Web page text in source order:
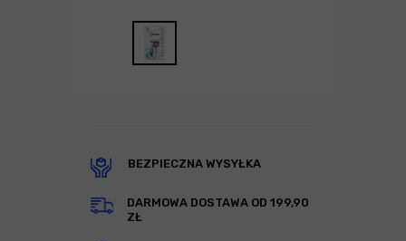
BEZPIECZNA WYSYŁKA
DARMOWA DOSTAWA OD 199,90
ZŁ